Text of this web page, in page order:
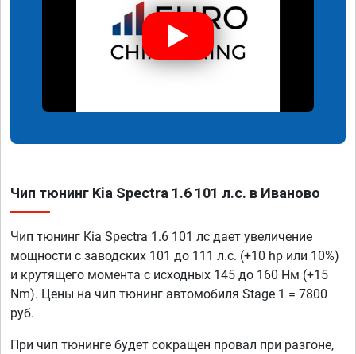
Чип тюнинг Kia Spectra 1.6 101 л.с. в Иваново
Чип тюнинг Kia Spectra 1.6 101 лс дает увеличение
мощности с заводских 101 до 111 л.с. (+10 hp или 10%)
и крутящего момента с исходных 145 до 160 Нм (+15
Nm). Цены на чип тюнинг автомобиля Stage 1 = 7800
руб.
При чип тюнинге будет сокращен провал при разгоне,